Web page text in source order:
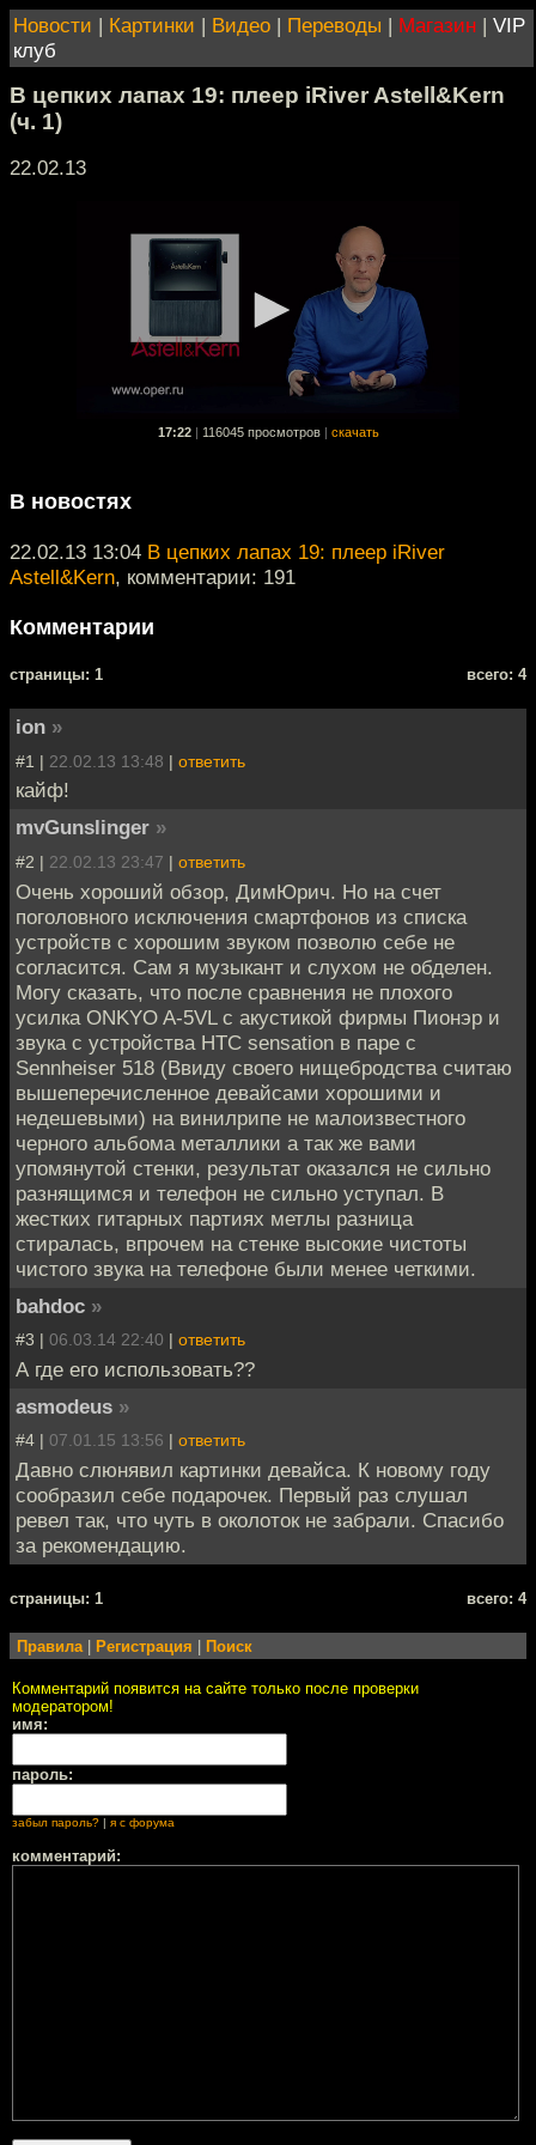
Новости | Картинки | Видео | Переводы | Магазин | VIP
клуб
В цепких лапах 19: плеер iRiver Astell&Kern
(ч. 1)
22.02.13
17:22 116045 просмотров скачать
В новостях
22.02.13 13:04 В цепких лапах 19: плеер iRiver
Astell&Kern, комментарии: 191
Комментарии
cтраницы: 1 всего: 4
ion »
#1 | 22.02.13 13:48 | ответить
кайф!
mvGunslinger »
#2 | 22.02.13 23:47 | ответить
Очень хороший обзор, ДимЮрич. Но на счет
поголовного исключения смартфонов из списка
устройств с хорошим звуком позволю себе не
согласится. Сам я музыкант и слухом не обделен.
Могу сказать, что после сравнения не плохого
усилка ONKYO A-5VL с акустикой фирмы Пионэр и
звука с устройства HTC sensation в паре с
Sennheiser 518 (Ввиду своего нищебродства считаю
вышеперечисленное девайсами хорошими и
недешевыми) на винилрипе не малоизвестного
черного альбома металлики а так же вами
упомянутой стенки, результат оказался не сильно
разнящимся и телефон не сильно уступал. В
жестких гитарных партиях метлы разница
стиралась, впрочем на стенке высокие чистоты
чистого звука на телефоне были менее четкими.
bahdoc »
#3 | 06.03.14 22:40 | ответить
А где его использовать??
asmodeus »
#4 | 07.01.15 13:56 | ответить
Давно слюнявил картинки девайса. К новому году
сообразил себе подарочек. Первый раз слушал
ревел так, что чуть в околоток не забрали. Спасибо
за рекомендацию.
cтраницы: 1 всего: 4
Правила | Регистрация | Поиск
Комментарий появится на сайте только после проверки
модератором!
имя:
пароль:
забыл пароль? | я с форума
комментарий: